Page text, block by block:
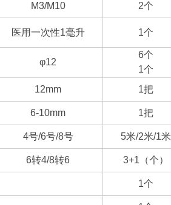
M3/M10 2个
医用一次性1毫升 1个
φ12
6个
1个
12mm 1把
6-10mm 1把
4号/6号/8号 5米/2米/1米
6转4/8转6 3+1 （个）
1个